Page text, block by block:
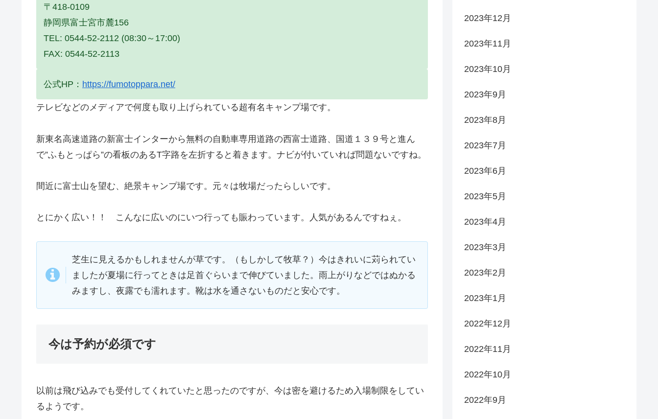
〒418-0109
静岡県富士宮市麓156
TEL: 0544-52-2112 (08:30～17:00)
FAX: 0544-52-2113
公式HP： https://fumotoppara.net/
テレビなどのメディアで何度も取り上げられている超有名キャンプ場です。
新東名高速道路の新富士インターから無料の自動車専用道路の西富士道路、国道１３９号と進ん
で”ふもとっぱら”の看板のあるT字路を左折すると着きます。ナビが付いていれば問題ないですね。
間近に富士山を望む、絶景キャンプ場です。元々は牧場だったらしいです。
とにかく広い！！ こんなに広いのにいつ行っても賑わっています。人気があるんですねぇ。
芝生に見えるかもしれませんが草です。（もしかして牧草？）今はきれいに苅られてい
ましたが夏場に行ってときは足首ぐらいまで伸びていました。雨上がりなどではぬかる
みますし、夜露でも濡れます。靴は水を通さないものだと安心です。
今は予約が必須です
以前は飛び込みでも受付してくれていたと思ったのですが、今は密を避けるため入場制限をしてい
るようです。
2023年12月
2023年11月
2023年10月
2023年9月
2023年8月
2023年7月
2023年6月
2023年5月
2023年4月
2023年3月
2023年2月
2023年1月
2022年12月
2022年11月
2022年10月
2022年9月